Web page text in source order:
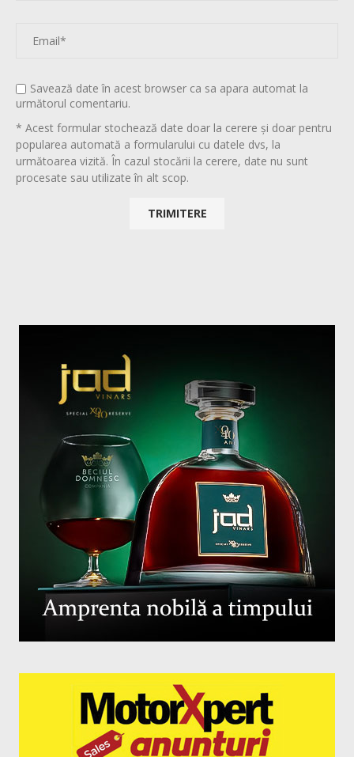
Savează date în acest browser ca sa apara automat la
următorul comentariu.
* Acest formular stochează date doar la cerere și doar pentru
popularea automată a formularului cu datele dvs, la
următoarea vizită. În cazul stocării la cerere, date nu sunt
procesate sau utilizate în alt scop.